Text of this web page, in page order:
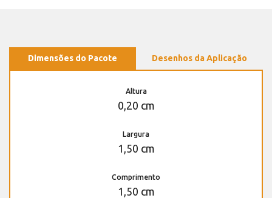
Dimensões do Pacote Desenhos da Aplicação
Altura
0,20 cm
Largura
1,50 cm
Comprimento
1,50 cm